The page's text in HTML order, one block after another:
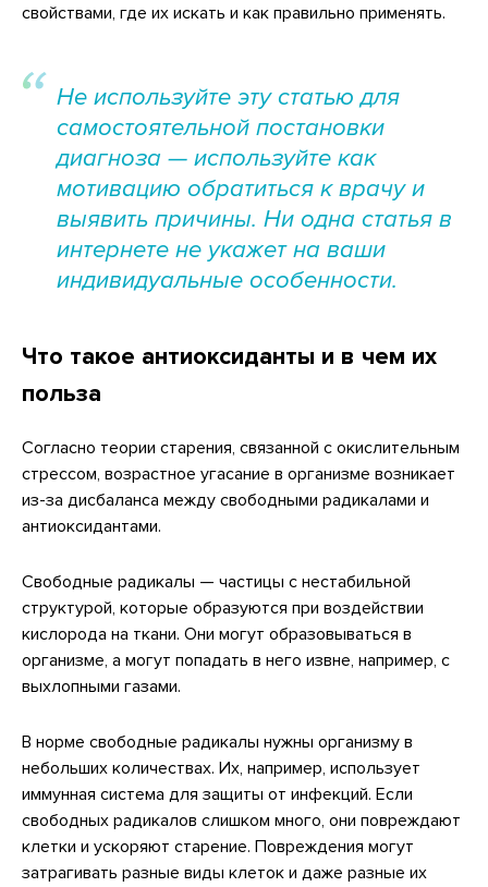
свойствами, где их искать и как правильно применять.
Не используйте эту статью для
самостоятельной постановки
диагноза — используйте как
мотивацию обратиться к врачу и
выявить причины. Ни одна статья в
интернете не укажет на ваши
индивидуальные особенности.
Что такое антиоксиданты и в чем их
польза
Согласно теории старения, связанной с окислительным
стрессом, возрастное угасание в организме возникает
из-за дисбаланса между свободными радикалами и
антиоксидантами.
Свободные радикалы — частицы с нестабильной
структурой, которые образуются при воздействии
кислорода на ткани. Они могут образовываться в
организме, а могут попадать в него извне, например, с
выхлопными газами.
В норме свободные радикалы нужны организму в
небольших количествах. Их, например, использует
иммунная система для защиты от инфекций. Если
свободных радикалов слишком много, они повреждают
клетки и ускоряют старение. Повреждения могут
затрагивать разные виды клеток и даже разные их